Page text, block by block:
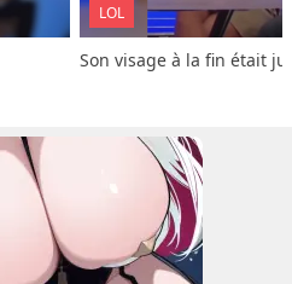
LOL
Son visage à la fin était